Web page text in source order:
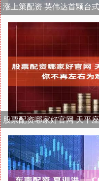
涨上策配资 英伟达首颗台